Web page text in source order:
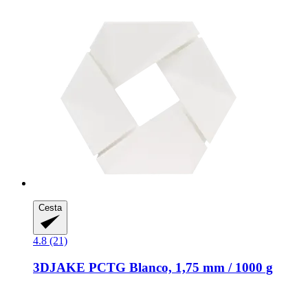
Cesta
4.8 (21)
3DJAKE PCTG Blanco, 1,75 mm / 1000 g